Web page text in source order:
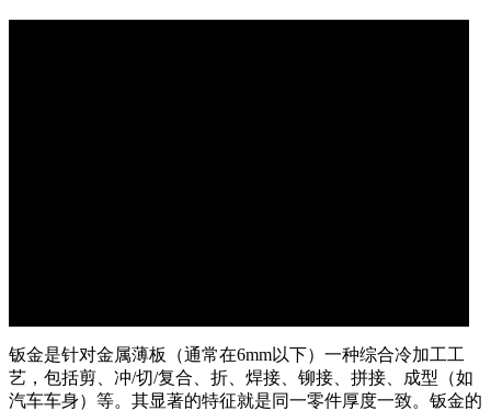
钣金是针对金属薄板（通常在6mm以下）一种综合冷加工工
艺，包括剪、冲/切/复合、折、焊接、铆接、拼接、成型（如
汽车车身）等。其显著的特征就是同一零件厚度一致。钣金的